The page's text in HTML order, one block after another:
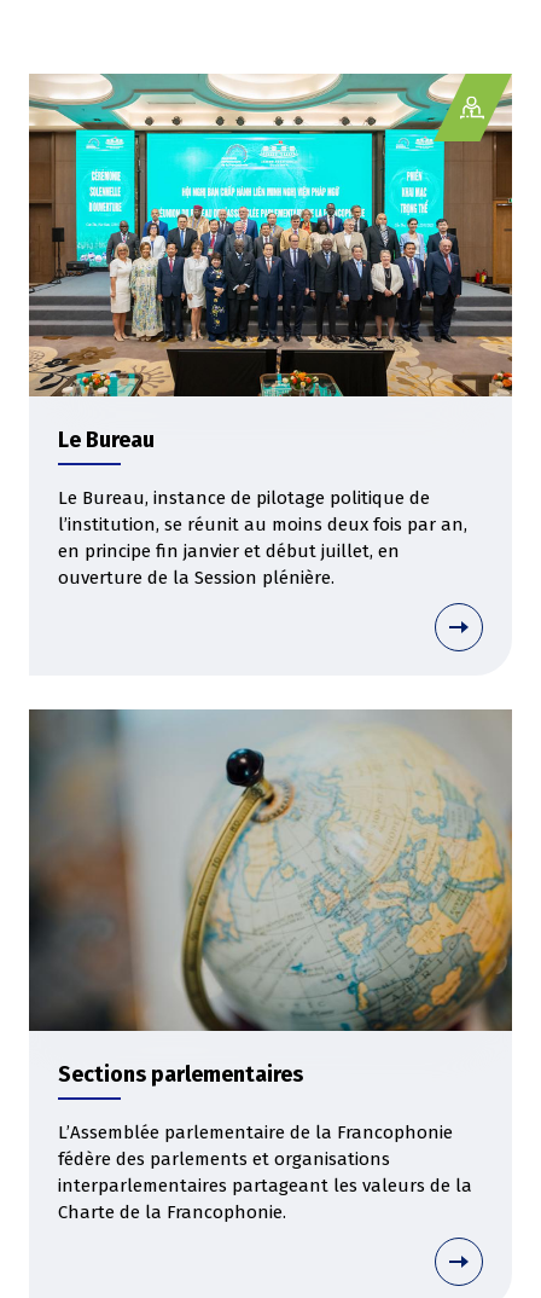
Le Bureau
Le Bureau, instance de pilotage politique de
l’institution, se réunit au moins deux fois par an,
en principe fin janvier et début juillet, en
ouverture de la Session plénière.
Sections parlementaires
L’Assemblée parlementaire de la Francophonie
fédère des parlements et organisations
interparlementaires partageant les valeurs de la
Charte de la Francophonie.